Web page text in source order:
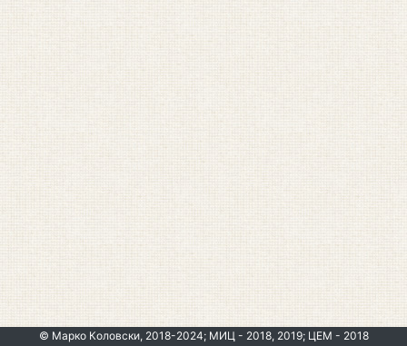
© Марко Коловски, 2018-2024; МИЦ - 2018, 2019; ЦЕМ - 2018